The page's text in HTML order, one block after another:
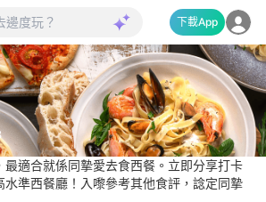
下載App
最適合就係同摯愛去食西餐。立即分享打卡
準西餐廳！入嚟參考其他食評，諗定同摯